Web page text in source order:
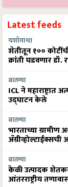
Latest feeds
यशोगाथा
शेतीतून १००
क्रांती घडवणार डॉ.
बातम्या
ICL ने महाराष्ट्रात
उद्घाटन केले
बातम्या
भारताच्या
बातम्या
केळी उत्पादक
आंतरराष्ट्रीय